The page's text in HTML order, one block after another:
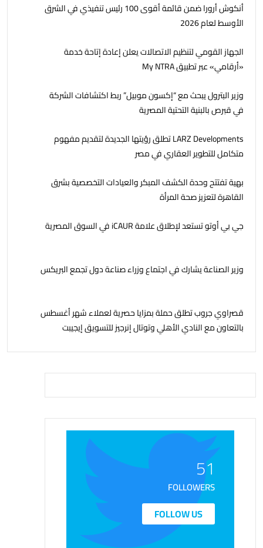
أنكوش أرورا ضمن قائمة أقوى 100 رئيس تنفيذي في الشرق
الأوسط لعام 2026
الجهاز القومي لتنظيم الاتصالات يعلن إعادة إتاحة خدمة
«أرقامي» عبر تطبيق My NTRA
وزير البترول يبحث مع “إكسون موبيل” ربط اكتشافات الشركة
في قبرص بالبنية التحتية المصرية
LARZ Developments تطلق رؤيتها الجديدة لتقديم مفهوم
متكامل للتطوير العقاري في مصر
بهية تفتتح وحدة الكشف المبكر والعيادات التخصصية بشرق
القاهرة لتعزيز صحة المرأة
جي بي أوتو تستعد لإطلاق علامة iCAUR في السوق المصرية
وزير الصناعة يشارك في اجتماع وزراء صناعة دول تجمع البريكس
قصراوي جروب تطلق حملة بمزايا حصرية لعملاء شهر أغسطس
بالتعاون مع النادي الأهلي وتوتال إنرجيز للتسويق إيجيبت
51
FOLLOWERS
FOLLOW US